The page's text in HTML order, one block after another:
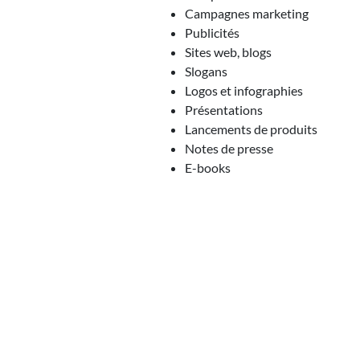
Campagnes marketing
Publicités
Sites web, blogs
Slogans
Logos et infographies
Présentations
Lancements de produits
Notes de presse
E-books